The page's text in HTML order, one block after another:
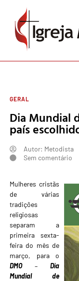
GERAL
Dia Mundial
país
Autor: Metodista
Sem comentário
Mulheres cristãs
de várias
tradições
religiosas
separam a
primeira sexta-
feira do mês de
março, para o
DMO– Dia
Mundial de